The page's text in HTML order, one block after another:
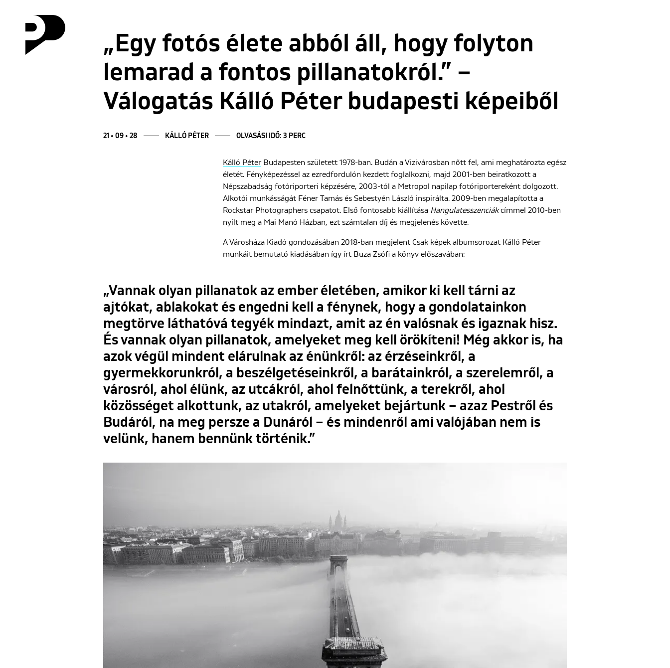
„Egy fotós élete abból áll, hogy folyton
lemarad a fontos pillanatokról.” –
Válogatás Kálló Péter budapesti képeiből
21 • 09 • 28 KÁLLÓ PÉTER OLVASÁSI IDŐ: 3 PERC
Kálló PéterBudapesten született 1978-ban. Budán a Vizivárosban nőtt fel, ami meghatározta egész
életét. Fényképezéssel az ezredfordulón kezdett foglalkozni, majd 2001-ben beiratkozott a
Népszabadság fotóriporteri képzésére, 2003-tól a Metropol napilap fotóriportereként dolgozott.
Alkotói munkásságát Féner Tamás és Sebestyén László inspirálta. 2009-ben megalapította a
Rockstar Photographers csapatot. Első fontosabb kiállítása Hangulatesszenciákcímmel 2010-ben
nyílt meg a Mai Manó Házban, ezt számtalan díj és megjelenés követte.
A Városháza Kiadó gondozásában 2018-ban megjelent Csak képek albumsorozat Kálló Péter
munkáit bemutató kiadásában így írt Buza Zsófi a könyv előszavában:
„Vannak olyan pillanatok az ember életében, amikor ki kell tárni az
ajtókat, ablakokat és engedni kell a fénynek, hogy a gondolatainkon
megtörve láthatóvá tegyék mindazt, amit az én valósnak és igaznak hisz.
És vannak olyan pillanatok, amelyeket meg kell örökíteni! Még akkor is, ha
azok végül mindent elárulnak az énünkről: az érzéseinkről, a
gyermekkorunkról, a beszélgetéseinkről, a barátainkról, a szerelemről, a
városról, ahol élünk, az utcákról, ahol felnőttünk, a terekről, ahol
közösséget alkottunk, az utakról, amelyeket bejártunk – azaz Pestről és
Budáról, na meg persze a Dunáról – és mindenről ami valójában nem is
velünk, hanem bennünk történik.”